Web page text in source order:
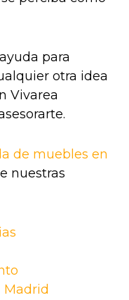
para
otra idea
Vivarea
de muebles en
nuestras
Madrid